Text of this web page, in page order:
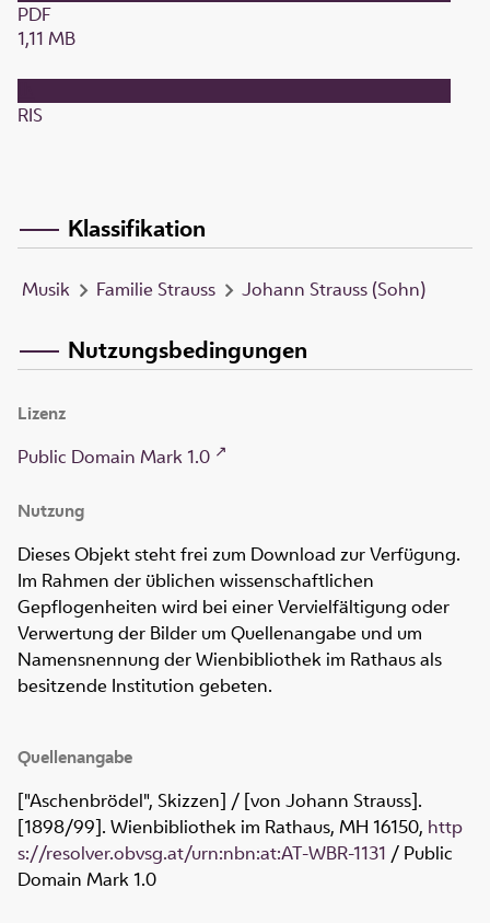
PDF
1,11 MB
RIS
Klassifikation
Musik Familie Strauss Johann Strauss (Sohn)
Nutzungsbedingungen
Lizenz
Public Domain Mark 1.0
Nutzung
Dieses Objekt steht frei zum Download zur Verfügung.
Im Rahmen der üblichen wissenschaftlichen
Gepflogenheiten wird bei einer Vervielfältigung oder
Verwertung der Bilder um Quellenangabe und um
Namensnennung der Wienbibliothek im Rathaus als
besitzende Institution gebeten.
Quellenangabe
["Aschenbrödel", Skizzen] / [von Johann Strauss].
[1898/99]. Wienbibliothek im Rathaus, MH 16150, http
s://resolver.obvsg.at/urn:nbn:at:AT-WBR-1131 / Public
Domain Mark 1.0